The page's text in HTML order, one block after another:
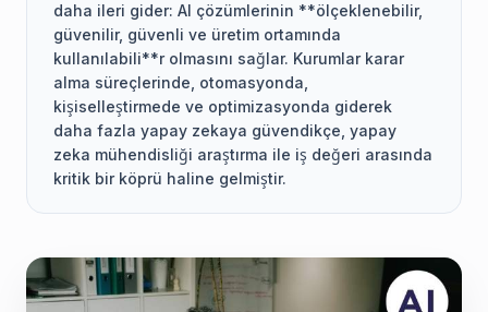
daha ileri gider: AI çözümlerinin **ölçeklenebilir,
güvenilir, güvenli ve üretim ortamında
kullanılabili**r olmasını sağlar. Kurumlar karar
alma süreçlerinde, otomasyonda,
kişiselleştirmede ve optimizasyonda giderek
daha fazla yapay zekaya güvendikçe, yapay
zeka mühendisliği araştırma ile iş değeri arasında
kritik bir köprü haline gelmiştir.